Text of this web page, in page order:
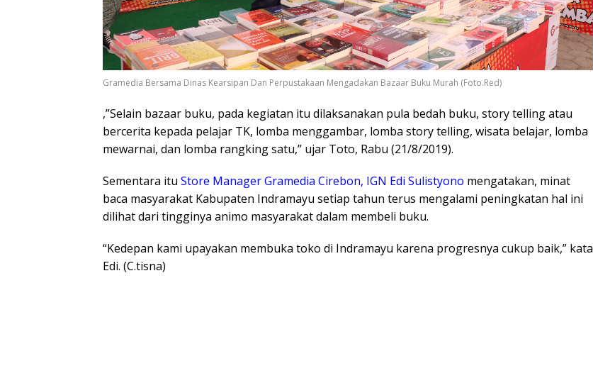
Gramedia Bersama Dinas Kearsipan Dan Perpustakaan Mengadakan Bazaar Buku Murah (Foto.Red)
,”Selain bazaar buku, pada kegiatan itu dilaksanakan pula bedah buku, story telling atau
bercerita kepada pelajar TK, lomba menggambar, lomba story telling, wisata belajar, lomba
mewarnai, dan lomba rangking satu,” ujar Toto, Rabu (21/8/2019).
Sementara itu Store Manager Gramedia Cirebon, IGN Edi Sulistyono mengatakan, minat
baca masyarakat Kabupaten Indramayu setiap tahun terus mengalami peningkatan hal ini
dilihat dari tingginya animo masyarakat dalam membeli buku.
“Kedepan kami upayakan membuka toko di Indramayu karena progresnya cukup baik,” kata
Edi. (C.tisna)